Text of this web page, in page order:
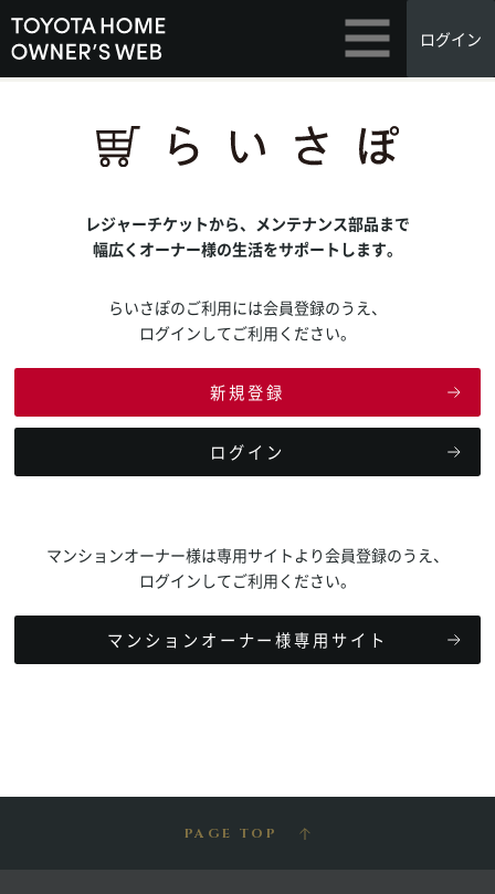
ログイン
レジャーチケットから、メンテナンス部品まで
幅広くオーナー様の生活をサポートします。
らいさぽのご利用には会員登録のうえ、
ログインしてご利用ください。
新規登録
ログイン
マンションオーナー様は専用サイトより会員登録のうえ、
ログインしてご利用ください。
マンションオーナー様専用サイト
PAGE TOP